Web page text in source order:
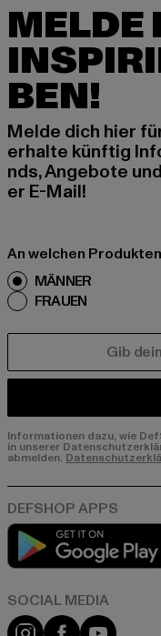
MELDE
BEN!
Melde dich hier
erhalte künftig
nds, Angebote
er E-Mail!
An welchen
MÄNNER
FRAUEN
Informationen dazu, wie
in unserer
abmelden.
Instagram
Facebook